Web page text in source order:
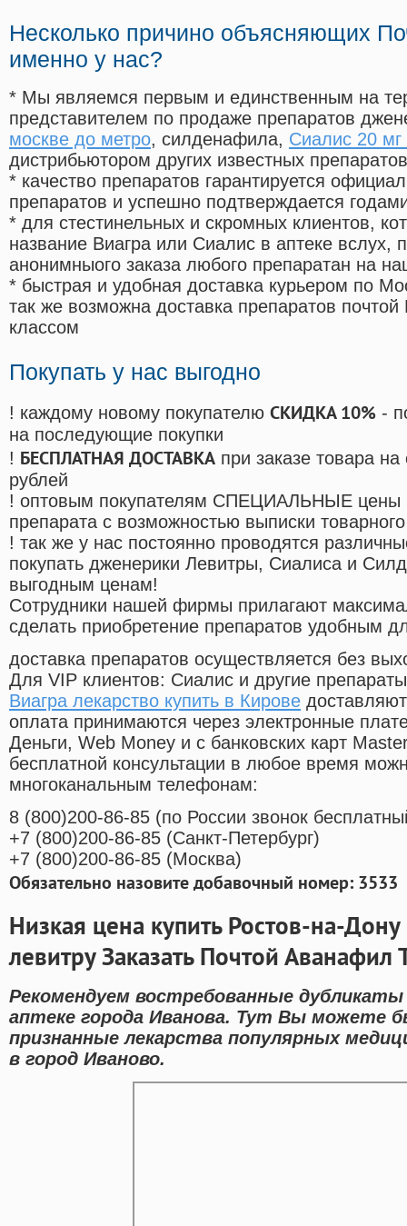
Несколько причино объясняющих
именно у нас?
* Мы являемся первым и единственным на
представителем по продаже препаратов
москве до метро, силденафила, Сиалис 20 мг
дистрибьютором других известных препаратов
* качество препаратов гарантируется
препаратов и успешно подтверждается
* для стестинельных и скромных клиентов,
название Виагра или Сиалис в аптеке вслух,
анонимныого заказа любого препаратан на
* быстрая и удобная доставка курьером по
так же возможна доставка препаратов
классом
Покупать у нас выгодно
! каждому новому покупателю СКИДКА 10% -
на последующие покупки
! БЕСПЛАТНАЯ ДОСТАВКА при заказе товара
рублей
! оптовым покупателям СПЕЦИАЛЬНЫЕ цены
препарата с возможностью выписки
! так же у нас постоянно проводятся
покупать дженерики Левитры, Сиалиса и
выгодным ценам!
Cотрудники нашей фирмы прилагают
сделать приобретение препаратов удобным
доставка препаратов осуществляется без
Для VIP клиентов: Сиалис и другие
Виагра лекарство купить в Кирове
оплата принимаются через электронные
Деньги, Web Money и с банковских карт
бесплатной консультации в любое время
многоканальным телефонам:
8 (800)200-86-85 (по России звонок
+7 (800)200-86-85 (Санкт-Петербург)
+7 (800)200-86-85 (Москва)
Обязательно назовите добавочный номер: 3533
Низкая цена купить Ростов-на-Дону
левитру Заказать Почтой Аванафил
Рекомендуем востребованные
аптеке города Иванова. Тут Вы можете
признанные лекарства популярных
в город Иваново.